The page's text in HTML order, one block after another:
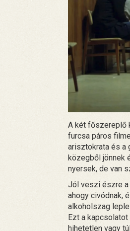
A két főszereplő
furcsa páros
arisztokrata és a
közegből jönnek
nyersek, de van
Jól veszi észre a
ahogy civódnak,
alkoholszag
Ezt a
hihetetlen vagy